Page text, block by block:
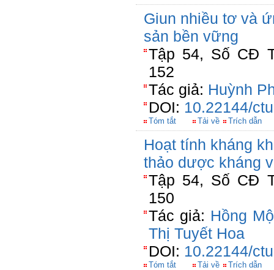
Giun nhiều tơ và
sản bền vững
Tập 54, Số CĐ
152
Tác giả: Huỳnh
DOI: 10.22144/
Tóm tắt Tải về Trích dẫn
Hoạt tính kháng
thảo dược kháng
Tập 54, Số CĐ
150
Tác giả: Hồng
Thị Tuyết Hoa
DOI: 10.22144/
Tóm tắt Tải về Trích dẫn